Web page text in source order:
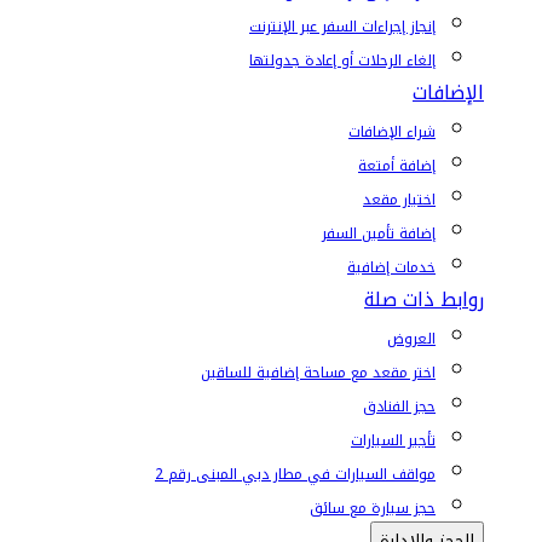
إنجاز إجراءات السفر عبر الإنترنت
إلغاء الرحلات أو إعادة جدولتها
الإضافات
شراء الإضافات
إضافة أمتعة
اختيار مقعد
إضافة تأمين السفر
خدمات إضافية
روابط ذات صلة
العروض
اختر مقعد مع مساحة إضافية للساقين
حجز الفنادق
تأجير السيارات
مواقف السيارات في مطار دبي المبنى رقم 2
حجز سيارة مع سائق